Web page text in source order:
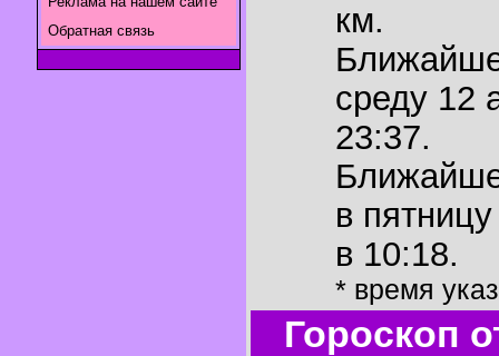
Обратная связь
км.
среду 12
23:37.
в
в 10:18.
* время
Гороскоп